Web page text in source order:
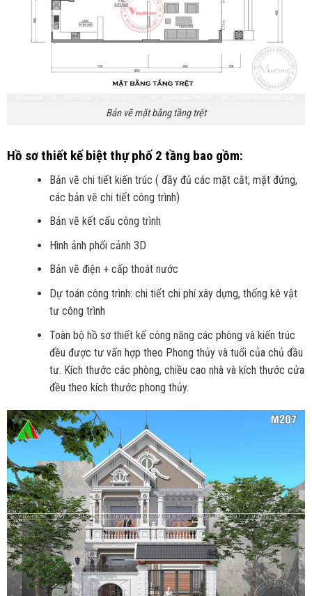
Bản vẽ mặt bằng tầng trệt
Hồ sơ thiết kế biệt thự phố 2 tầng bao gồm:
Bản vẽ chi tiết kiến trúc ( đầy đủ các mặt cắt, mặt đứng,
các bản vẽ chi tiết công trình)
Bản vẽ kết cấu công trình
Hình ảnh phối cảnh 3D
Bản vẽ điện + cấp thoát nước
Dự toán công trình: chi tiết chi phí xây dựng, thống kê vật
tư công trình
Toàn bộ hồ sơ thiết kế công năng các phòng và kiến trúc
đều được tư vấn hợp theo Phong thủy và tuổi của chủ đầu
tư. Kích thước các phòng, chiều cao nhà và kích thước cửa
đều theo kích thước phong thủy.